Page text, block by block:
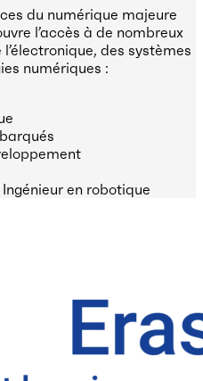
du numérique majeure
l’accès à de nombreux
des systèmes
numériques :
en robotique